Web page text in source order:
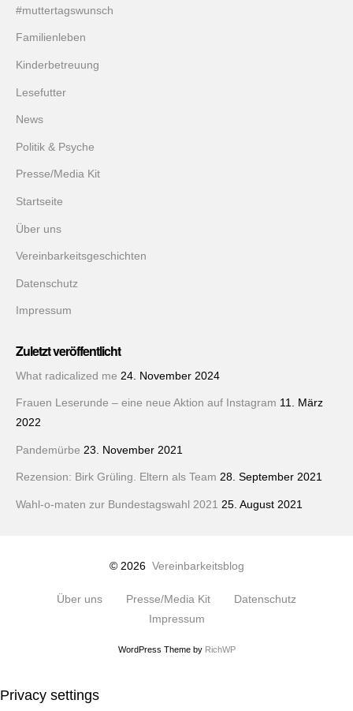
#muttertagswunsch
Familienleben
Kinderbetreuung
Lesefutter
News
Politik & Psyche
Presse/Media Kit
Startseite
Über uns
Vereinbarkeitsgeschichten
Datenschutz
Impressum
Zuletzt veröffentlicht
What radicalized me 24. November 2024
Frauen Leserunde – eine neue Aktion auf Instagram 11. März
2022
Pandemürbe 23. November 2021
Rezension: Birk Grüling. Eltern als Team 28. September 2021
Wahl-o-maten zur Bundestagswahl 2021 25. August 2021
© 2026 Vereinbarkeitsblog
Über uns Presse/Media Kit
Datenschutz
Impressum
WordPress Theme by RichWP
Privacy settings